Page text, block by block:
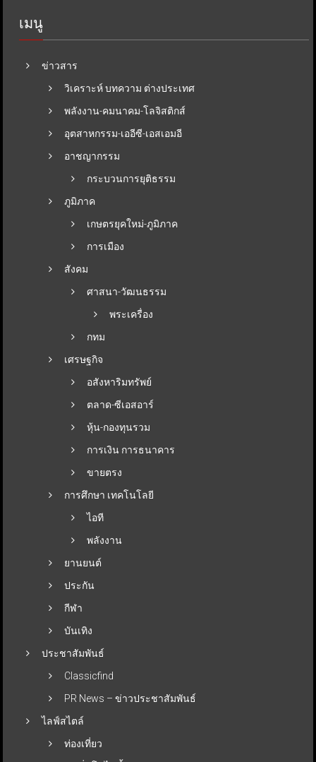
เมนู
ข่าวสาร
วิเคราะห์ บทความ ต่างประเทศ
พลังงาน-คมนาคม-โลจิสติกส์
อุตสาหกรรม-เออีซี-เอสเอมอี
อาชญากรรม
กระบวนการยุติธรรม
ภูมิภาค
เกษตรยุคใหม่-ภูมิภาค
การเมือง
สังคม
ศาสนา-วัฒนธรรม
พระเครื่อง
กทม
เศรษฐกิจ
อสังหาริมทรัพย์
ตลาด-ซีเอสอาร์
หุ้น-กองทุนรวม
การเงิน การธนาคาร
ขายตรง
การศึกษา เทคโนโลยี
ไอที
พลังงาน
ยานยนต์
ประกัน
กีฬา
บันเทิง
ประชาสัมพันธ์
Classicfind
PR News – ข่าวประชาสัมพันธ์
ไลฟ์สไตล์
ท่องเที่ยว